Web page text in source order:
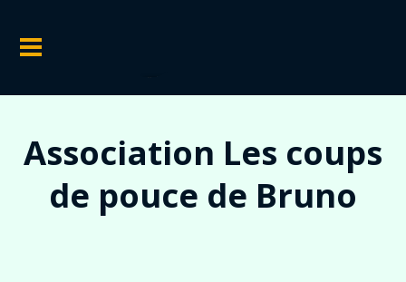
Association Les coups
de pouce de Bruno